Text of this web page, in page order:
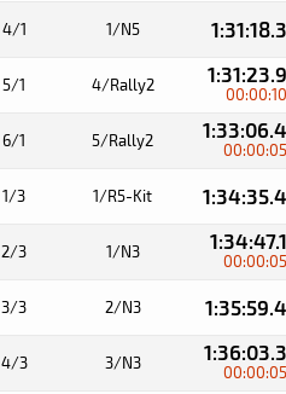
4/1 1/N5 1:31:18.3
5/1 4/Rally2 1:31:23.9
00:00:10
6/1 5/Rally2 1:33:06.4
00:00:05
1/3 1/R5-Kit 1:34:35.4
2/3 1/N3 1:34:47.1
00:00:05
3/3 2/N3 1:35:59.4
4/3 3/N3 1:36:03.3
00:00:05